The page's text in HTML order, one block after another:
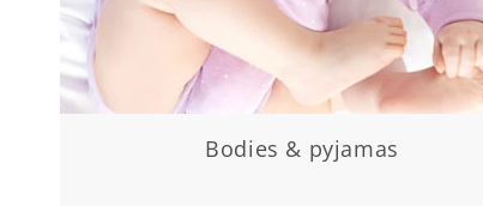
Bodies & pyjamas